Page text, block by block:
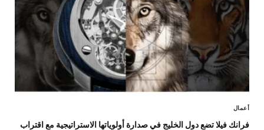
أعمال
فرانك فيلا تضع دول الخليج في صدارة أولوياتها الاستراتيجية مع اقتراب